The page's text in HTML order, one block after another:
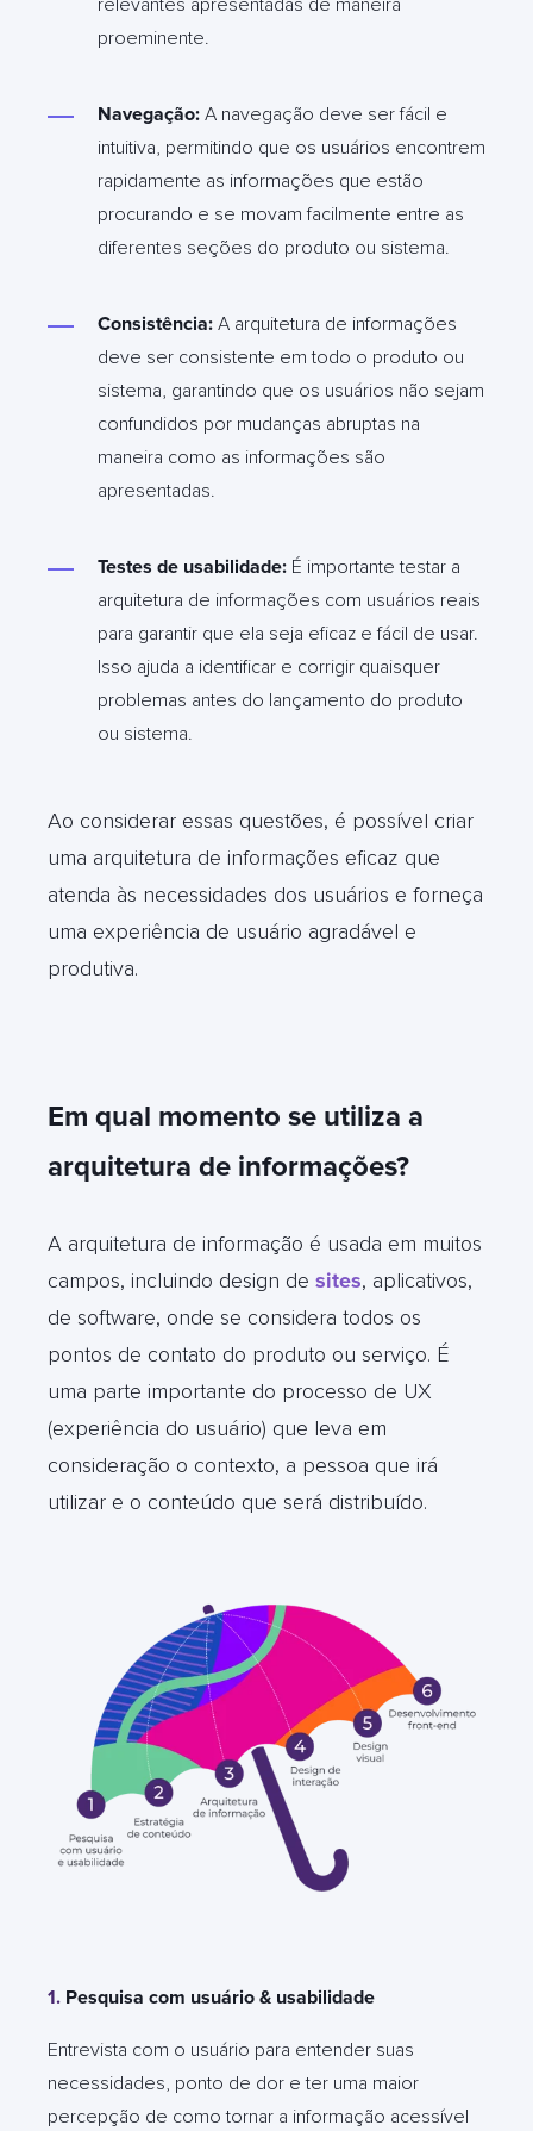
proeminente.
Navegação: A navegação deve ser fácil e
intuitiva, permitindo que os usuários encontrem
rapidamente as informações que estão
procurando e se movam facilmente entre as
diferentes seções do produto ou sistema.
Consistência: A arquitetura de informações
deve ser consistente em todo o produto ou
sistema, garantindo que os usuários não sejam
confundidos por mudanças abruptas na
maneira como as informações são
apresentadas.
Testes de usabilidade: É importante testar a
arquitetura de informações com usuários reais
para garantir que ela seja eficaz e fácil de usar.
Isso ajuda a identificar e corrigir quaisquer
problemas antes do lançamento do produto
ou sistema.
Ao considerar essas questões, é possível criar
uma arquitetura de informações eficaz que
atenda às necessidades dos usuários e forneça
uma experiência de usuário agradável e
produtiva.
Em qual momento se utiliza a
arquitetura de informações?
A arquitetura de informação é usada em muitos
campos, incluindo design de sites, aplicativos,
de software, onde se considera todos os
pontos de contato do produto ou serviço. É
uma parte importante do processo de UX
(experiência do usuário) que leva em
consideração o contexto, a pessoa que irá
utilizar e o conteúdo que será distribuído.
1. Pesquisa com usuário & usabilidade
Entrevista com o usuário para entender suas
necessidades, ponto de dor e ter uma maior
percepção de como tornar a informação acessível